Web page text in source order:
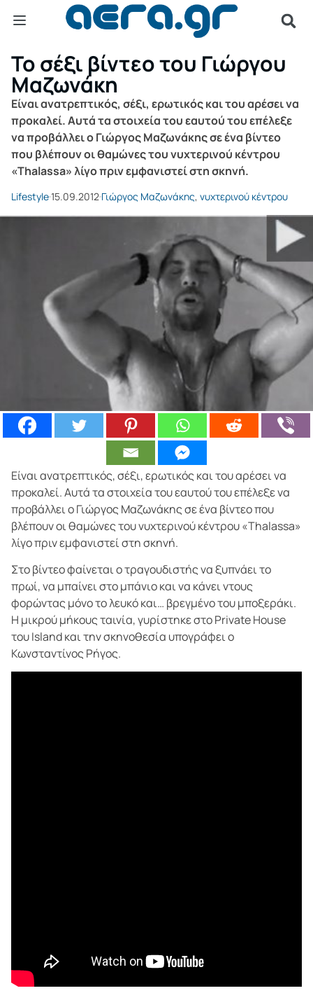
Το σέξι βίντεο του Γιώργου
Μαζωνάκη
Είναι ανατρεπτικός, σέξι, ερωτικός και του αρέσει να
προκαλεί. Αυτά τα στοιχεία του εαυτού του επέλεξε
να προβάλλει ο Γιώργος Μαζωνάκης σε ένα βίντεο
που βλέπουν οι θαμώνες του νυχτερινού κέντρου
«Τhalassa» λίγο πριν εμφανιστεί στη σκηνή.
Lifestyle15.09.2012 Γιώργος Μαζωνάκης, νυχτερινού κέντρου
Είναι ανατρεπτικός, σέξι, ερωτικός και του αρέσει να
προκαλεί. Αυτά τα στοιχεία του εαυτού του επέλεξε να
προβάλλει ο Γιώργος Μαζωνάκης σε ένα βίντεο που
βλέπουν οι θαμώνες του νυχτερινού κέντρου «Τhalassa»
λίγο πριν εμφανιστεί στη σκηνή.
Στο βίντεο φαίνεται ο τραγουδιστής να ξυπνάει το
πρωί, να μπαίνει στο μπάνιο και να κάνει ντους
φορώντας μόνο το λευκό και… βρεγμένο του μποξεράκι.
Η μικρού μήκους ταινία, γυρίστηκε στο Private House
του Island και την σκηνοθεσία υπογράφει ο
Κωνσταντίνος Ρήγος.